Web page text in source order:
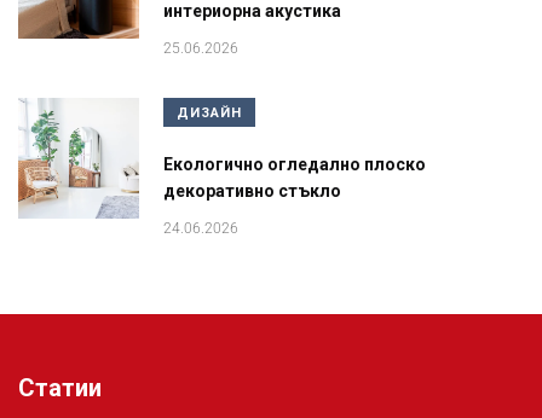
интериорна акустика
25.06.2026
ДИЗАЙН
Екологично огледално плоско
декоративно стъкло
24.06.2026
Статии